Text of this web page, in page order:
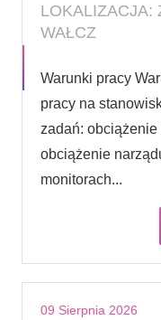
LOKALIZACJA:
WAŁCZ
Warunki pracy
pracy na
zadań:
obciążenie
monitorach...
09 Sierpnia 2026